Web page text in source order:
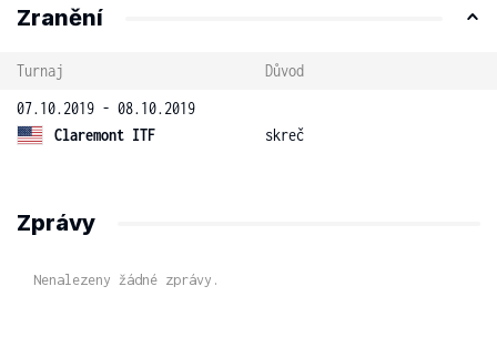
Zranění
Turnaj
Důvod
07.10.2019 - 08.10.2019
Claremont ITF
skreč
Zprávy
Nenalezeny žádné zprávy.